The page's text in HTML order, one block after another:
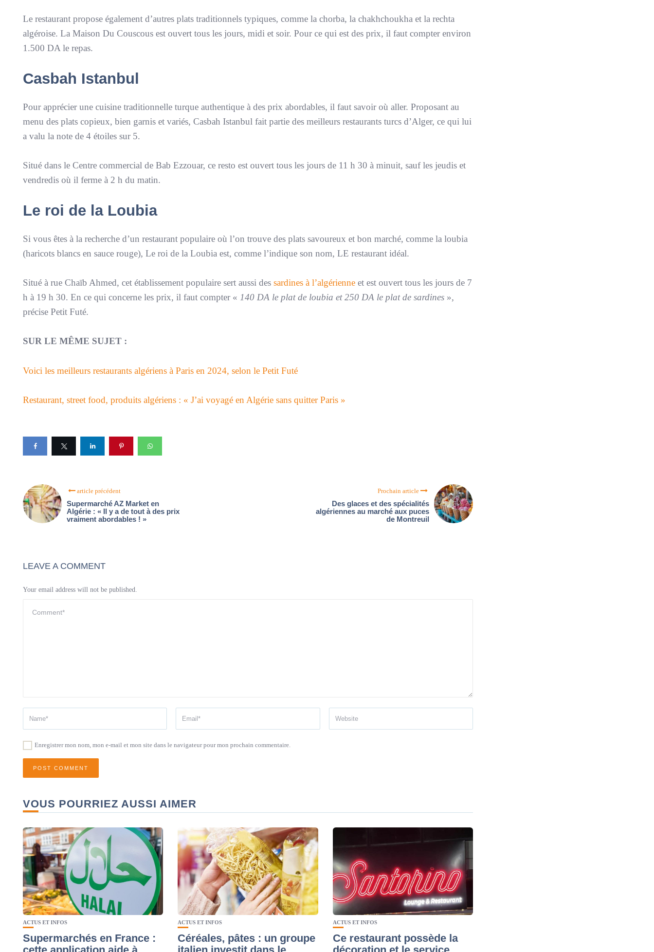
Le restaurant propose également d’autres plats traditionnels typiques, comme la chorba, la chakhchoukha et la rechta
algéroise. La Maison Du Couscous est ouvert tous les jours, midi et soir. Pour ce qui est des prix, il faut compter environ
1.500 DA le repas.
Casbah Istanbul
Pour apprécier une cuisine traditionnelle turque authentique à des prix abordables, il faut savoir où aller. Proposant au
menu des plats copieux, bien garnis et variés, Casbah Istanbul fait partie des meilleurs restaurants turcs d’Alger, ce qui lui
a valu la note de 4 étoiles sur 5.
Situé dans le Centre commercial de Bab Ezzouar, ce resto est ouvert tous les jours de 11 h 30 à minuit, sauf les jeudis et
vendredis où il ferme à 2 h du matin.
Le roi de la Loubia
Si vous êtes à la recherche d’un restaurant populaire où l’on trouve des plats savoureux et bon marché, comme la loubia
(haricots blancs en sauce rouge), Le roi de la Loubia est, comme l’indique son nom, LE restaurant idéal.
Situé à rue Chaïb Ahmed, cet établissement populaire sert aussi des sardines à l’algérienne et est ouvert tous les jours de 7
h à 19 h 30. En ce qui concerne les prix, il faut compter « 140 DA le plat de loubia et 250 DA le plat de sardines »,
précise Petit Futé.
SUR LE MÊME SUJET :
Voici les meilleurs restaurants algériens à Paris en 2024, selon le Petit Futé
Restaurant, street food, produits algériens : « J’ai voyagé en Algérie sans quitter Paris »
article précédent
Supermarché AZ Market en
Algérie : « Il y a de tout à des prix
vraiment abordables ! »
Prochain article
Des glaces et des spécialités
algériennes au marché aux puces
de Montreuil
LEAVE A COMMENT
Your email address will not be published.
Enregistrer mon nom, mon e-mail et mon site dans le navigateur pour mon prochain commentaire.
VOUS POURRIEZ AUSSI AIMER
ACTUS ET INFOS
Supermarchés en France :
ACTUS ET INFOS
Céréales, pâtes : un groupe
ACTUS ET INFOS
Ce restaurant possède la